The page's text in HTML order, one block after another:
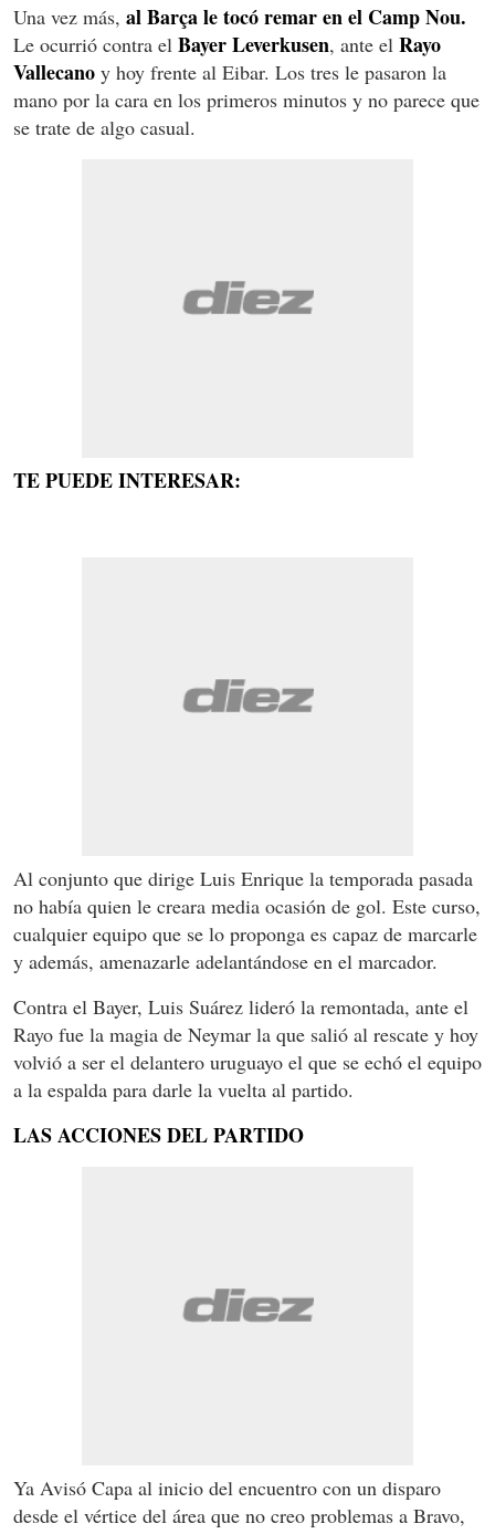
Una vez más, al Barça le tocó remar en el Camp Nou.
Le ocurrió contra el Bayer Leverkusen, ante el Rayo
Vallecano y hoy frente al Eibar. Los tres le pasaron la
mano por la cara en los primeros minutos y no parece que
se trate de algo casual.
TE PUEDE INTERESAR:
Al conjunto que dirige Luis Enrique la temporada pasada
no había quien le creara media ocasión de gol. Este curso,
cualquier equipo que se lo proponga es capaz de marcarle
y además, amenazarle adelantándose en el marcador.
Contra el Bayer, Luis Suárez lideró la remontada, ante el
Rayo fue la magia de Neymar la que salió al rescate y hoy
volvió a ser el delantero uruguayo el que se echó el equipo
a la espalda para darle la vuelta al partido.
LAS ACCIONES DEL PARTIDO
Ya Avisó Capa al inicio del encuentro con un disparo
desde el vértice del área que no creo problemas a Bravo,